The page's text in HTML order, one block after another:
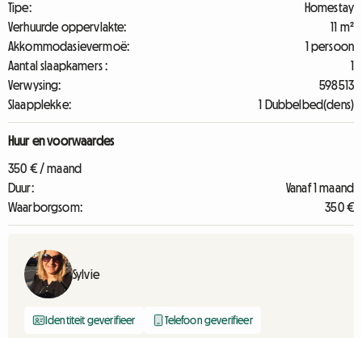
Tipe:
Homestay
Verhuurde oppervlakte:
11 m²
Akkommodasievermoë:
1 persoon
Aantal slaapkamers :
1
Verwysing:
598513
Slaapplekke:
1 Dubbelbed(dens)
Huur en voorwaardes
350 € / maand
Duur:
Vanaf 1 maand
Waarborgsom:
350 €
Sylvie
Identiteit geverifieer Telefoon geverifieer